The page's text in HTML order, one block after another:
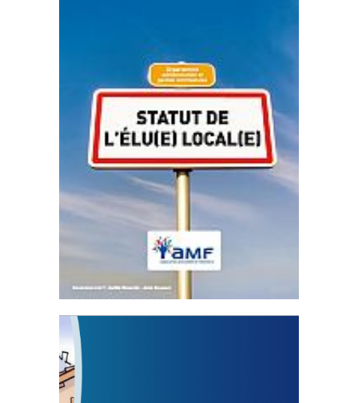
Statut de l’élu local
3 avril 2024
Mise à jour avril 2024
FEUILLETER